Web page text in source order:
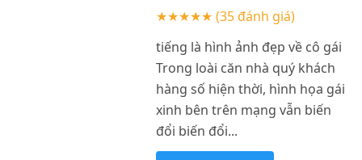
★★★★★ (35 đánh giá)
tiếng là hình ảnh đẹp về cô gái
Trong loài căn nhà quý khách
hàng số hiện thời, hình họa gái
xinh bên trên mạng vẫn biến
đổi biến đổi...